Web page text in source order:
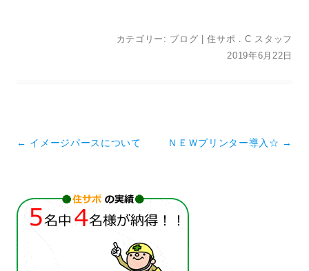
カテゴリー: ブログ |住サポ．C スタッフ
2019年6月22日
投稿ナビゲーション
← イメージパースについて ＮＥＷプリンター導入☆ →